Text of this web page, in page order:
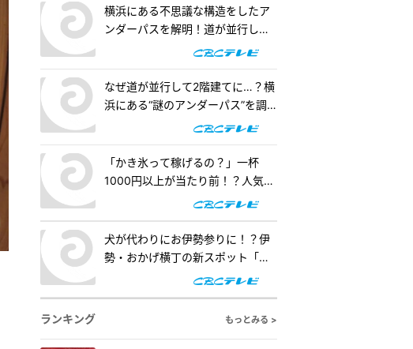
コラボで可能性は無限大！＆「福
来源」で食べられる安城の新名物
横浜にある不思議な構造をしたア
ンダーパスを解明！道が並行して2
階建てになったワケとは『道との
なぜ道が並行して2階建てに…？横
浜にある“謎のアンダーパス”を調
査！『道との遭遇』
「かき氷って稼げるの？」一杯
1000円以上が当たり前！？人気店
の懐事情をリサーチ『チャン
犬が代わりにお伊勢参りに！？伊
勢・おかげ横丁の新スポット「オ
カゲ屋敷」で“おかげ犬”を体験
ランキング
もっとみる >